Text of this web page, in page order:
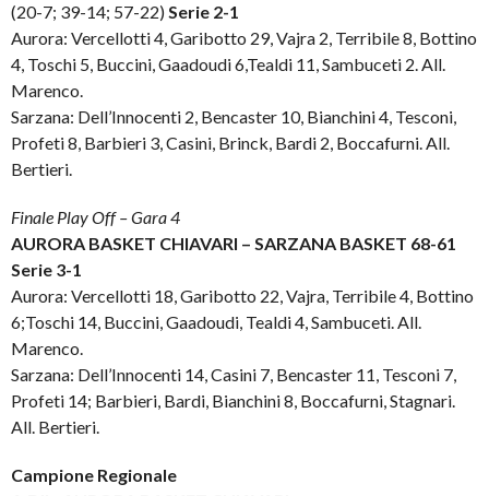
(20-7; 39-14; 57-22) Serie 2-1
Aurora: Vercellotti 4, Garibotto 29, Vajra 2, Terribile 8, Bottino
4, Toschi 5, Buccini, Gaadoudi 6,Tealdi 11, Sambuceti 2. All.
Marenco.
Sarzana: Dell’Innocenti 2, Bencaster 10, Bianchini 4, Tesconi,
Profeti 8, Barbieri 3, Casini, Brinck, Bardi 2, Boccafurni. All.
Bertieri.
Finale Play Off – Gara 4
AURORA BASKET CHIAVARI – SARZANA BASKET 68-61
Serie 3-1
Aurora: Vercellotti 18, Garibotto 22, Vajra, Terribile 4, Bottino
6;Toschi 14, Buccini, Gaadoudi, Tealdi 4, Sambuceti. All.
Marenco.
Sarzana: Dell’Innocenti 14, Casini 7, Bencaster 11, Tesconi 7,
Profeti 14; Barbieri, Bardi, Bianchini 8, Boccafurni, Stagnari.
All. Bertieri.
Campione Regionale